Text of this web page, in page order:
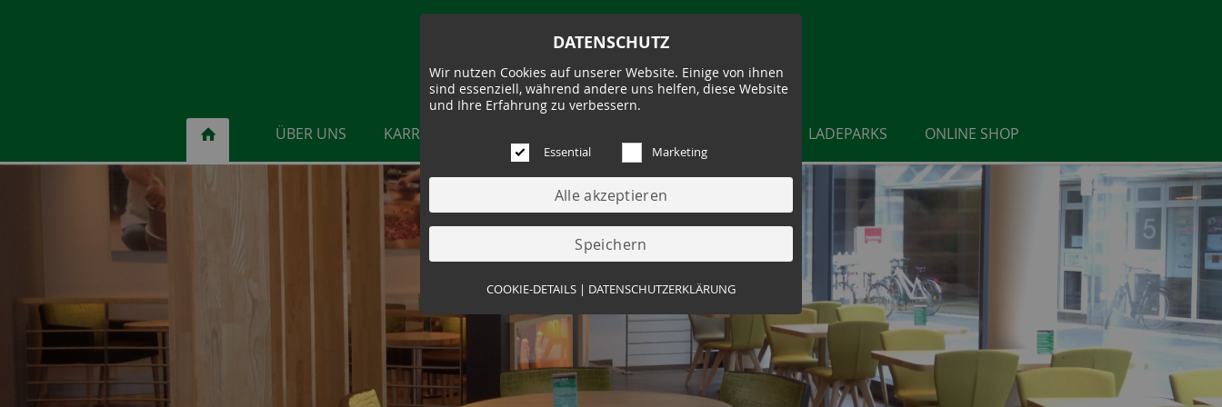
ÜBER UNS KARRIERE LADEPARKS ONLINE SHOP
DATENSCHUTZ
Wir nutzen Cookies auf unserer Website. Einige von ihnen
sind essenziell, während andere uns helfen, diese Website
und Ihre Erfahrung zu verbessern.
Essential Marketing
Essential (3)
Name:
Cookie Hinweis
Zweck:
Speichert die Cookie-Einstellungen des
Besuchers
Cookies:
allowCookie
Laufzeit:
3 Monate
COOKIE-DETAILS | DATENSCHUTZERKLÄRUNG